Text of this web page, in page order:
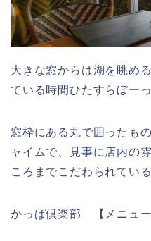
大きな窓からは湖を眺め
ている時間ひたすらぼー
窓枠にある丸で囲ったも
ャイムで、見事に店内の
ころまでこだわられてい
かっぱ倶楽部 【メニュー